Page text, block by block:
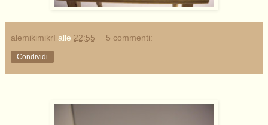
alemikimikrì alle 22:55 5 commenti:
Condividi